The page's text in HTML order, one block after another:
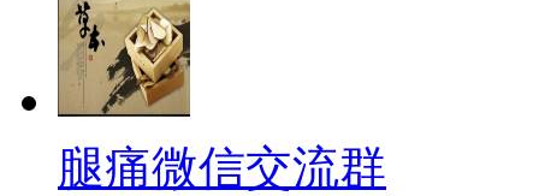
腿痛微信交流群